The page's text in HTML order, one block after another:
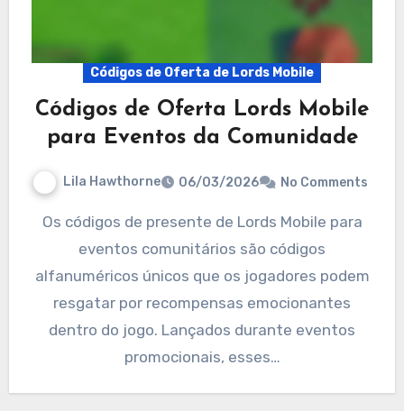
Códigos de Oferta de Lords Mobile
Códigos de Oferta Lords Mobile
para Eventos da Comunidade
Lila Hawthorne 06/03/2026 No Comments
Os códigos de presente de Lords Mobile para
eventos comunitários são códigos
alfanuméricos únicos que os jogadores podem
resgatar por recompensas emocionantes
dentro do jogo. Lançados durante eventos
promocionais, esses…